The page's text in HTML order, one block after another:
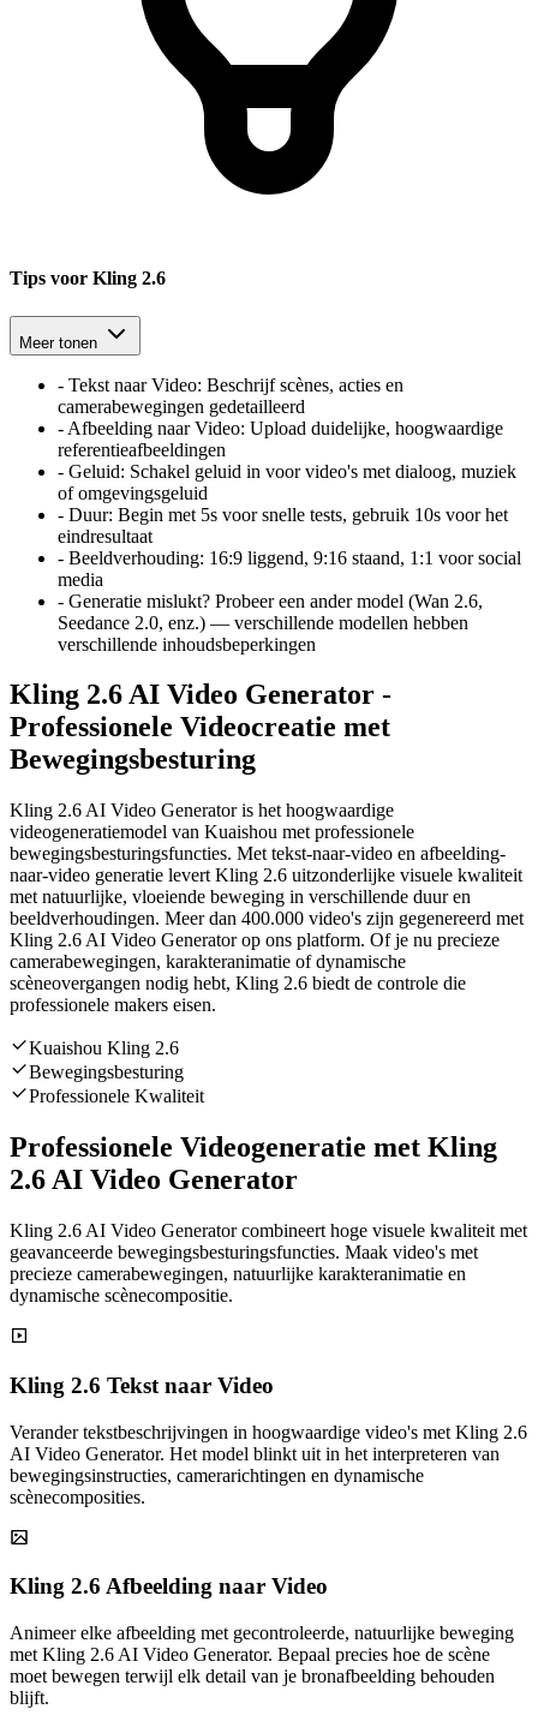
Tips voor Kling 2.6
Meer tonen
- Tekst naar Video: Beschrijf scènes, acties en
camerabewegingen gedetailleerd
- Afbeelding naar Video: Upload duidelijke, hoogwaardige
referentieafbeeldingen
- Geluid: Schakel geluid in voor video's met dialoog, muziek
of omgevingsgeluid
- Duur: Begin met 5s voor snelle tests, gebruik 10s voor het
eindresultaat
- Beeldverhouding: 16:9 liggend, 9:16 staand, 1:1 voor social
media
- Generatie mislukt? Probeer een ander model (Wan 2.6,
Seedance 2.0, enz.) — verschillende modellen hebben
verschillende inhoudsbeperkingen
Kling 2.6 AI Video Generator -
Professionele Videocreatie met
Bewegingsbesturing
Kling 2.6 AI Video Generator is het hoogwaardige
videogeneratiemodel van Kuaishou met professionele
bewegingsbesturingsfuncties. Met tekst-naar-video en afbeelding-
naar-video generatie levert Kling 2.6 uitzonderlijke visuele kwaliteit
met natuurlijke, vloeiende beweging in verschillende duur en
beeldverhoudingen. Meer dan 400.000 video's zijn gegenereerd met
Kling 2.6 AI Video Generator op ons platform. Of je nu precieze
camerabewegingen, karakteranimatie of dynamische
scèneovergangen nodig hebt, Kling 2.6 biedt de controle die
professionele makers eisen.
Kuaishou Kling 2.6
Bewegingsbesturing
Professionele Kwaliteit
Professionele Videogeneratie met Kling
2.6 AI Video Generator
Kling 2.6 AI Video Generator combineert hoge visuele kwaliteit met
geavanceerde bewegingsbesturingsfuncties. Maak video's met
precieze camerabewegingen, natuurlijke karakteranimatie en
dynamische scènecompositie.
Kling 2.6 Tekst naar Video
Verander tekstbeschrijvingen in hoogwaardige video's met Kling 2.6
AI Video Generator. Het model blinkt uit in het interpreteren van
bewegingsinstructies, camerarichtingen en dynamische
scènecomposities.
Kling 2.6 Afbeelding naar Video
Animeer elke afbeelding met gecontroleerde, natuurlijke beweging
met Kling 2.6 AI Video Generator. Bepaal precies hoe de scène
moet bewegen terwijl elk detail van je bronafbeelding behouden
blijft.